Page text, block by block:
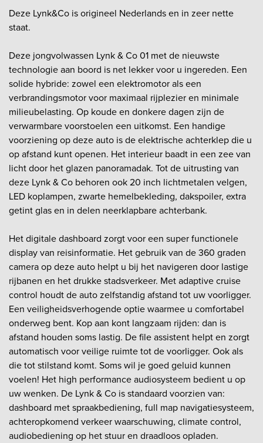
Deze Lynk&Co is origineel Nederlands en in zeer nette
staat.
Deze jongvolwassen Lynk & Co 01 met de nieuwste
technologie aan boord is net lekker voor u ingereden. Een
solide hybride: zowel een elektromotor als een
verbrandingsmotor voor maximaal rijplezier en minimale
milieubelasting. Op koude en donkere dagen zijn de
verwarmbare voorstoelen een uitkomst. Een handige
voorziening op deze auto is de elektrische achterklep die u
op afstand kunt openen. Het interieur baadt in een zee van
licht door het glazen panoramadak. Tot de uitrusting van
deze Lynk & Co behoren ook 20 inch lichtmetalen velgen,
LED koplampen, zwarte hemelbekleding, dakspoiler, extra
getint glas en in delen neerklapbare achterbank.
Het digitale dashboard zorgt voor een super functionele
display van reisinformatie. Het gebruik van de 360 graden
camera op deze auto helpt u bij het navigeren door lastige
rijbanen en het drukke stadsverkeer. Met adaptive cruise
control houdt de auto zelfstandig afstand tot uw voorligger.
Een veiligheidsverhogende optie waarmee u comfortabel
onderweg bent. Kop aan kont langzaam rijden: dan is
afstand houden soms lastig. De file assistent helpt en zorgt
automatisch voor veilige ruimte tot de voorligger. Ook als
die tot stilstand komt. Soms wil je goed geluid kunnen
voelen! Het high performance audiosysteem bedient u op
uw wenken. De Lynk & Co is standaard voorzien van:
dashboard met spraakbediening, full map navigatiesysteem,
achteropkomend verkeer waarschuwing, climate control,
audiobediening op het stuur en draadloos opladen.